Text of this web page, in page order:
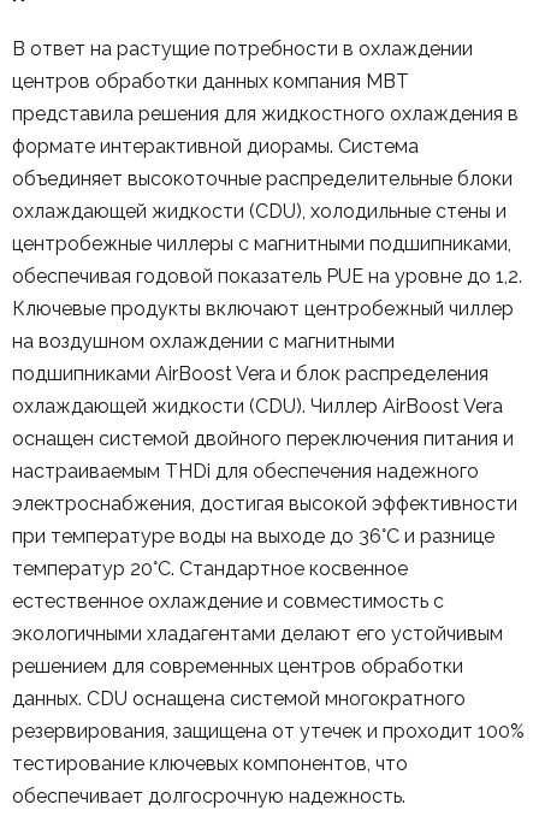
В ответ на растущие потребности в охлаждении
центров обработки данных компания MBT
представила решения для жидкостного охлаждения в
формате интерактивной диорамы. Система
объединяет высокоточные распределительные блоки
охлаждающей жидкости (CDU), холодильные стены и
центробежные чиллеры с магнитными подшипниками,
обеспечивая годовой показатель PUE на уровне до 1,2.
Ключевые продукты включают центробежный чиллер
на воздушном охлаждении с магнитными
подшипниками AirBoost Vera и блок распределения
охлаждающей жидкости (CDU). Чиллер AirBoost Vera
оснащен системой двойного переключения питания и
настраиваемым THDi для обеспечения надежного
электроснабжения, достигая высокой эффективности
при температуре воды на выходе до 36°C и разнице
температур 20°C. Стандартное косвенное
естественное охлаждение и совместимость с
экологичными хладагентами делают его устойчивым
решением для современных центров обработки
данных. CDU оснащена системой многократного
резервирования, защищена от утечек и проходит 100%
тестирование ключевых компонентов, что
обеспечивает долгосрочную надежность.